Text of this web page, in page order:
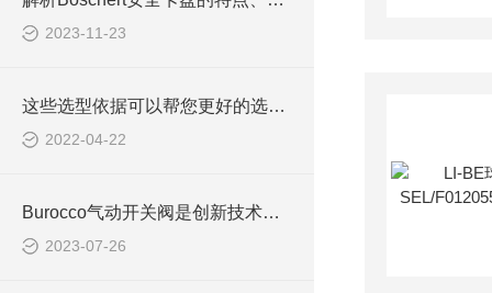
2023-11-23
这些选型依据可以帮您更好的选择Parker电磁阀
2022-04-22
Burocco气动开关阀是创新技术驱动的高效流体控制解决方案
2023-07-26